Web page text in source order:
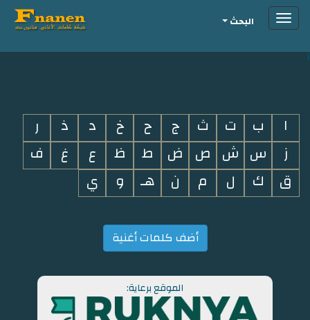
i
Toggleالبحث
ا ب ت ث ج ح خ د ذ
ر
ز
س ش ص ض ط ظ ع غ
ف
ق
ك ل م ن هـ و ي
أضف كلمات أغنية
الموقع برعاية: